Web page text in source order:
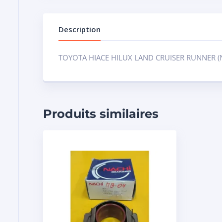
Description
TOYOTA HIACE HILUX LAND CRUISER RUNNER
Produits similaires